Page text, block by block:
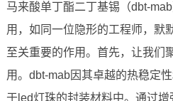
马来酸单丁酯二丁基锡（dbt-
用，如同一位隐形的工程师，默
至关重要的作用。首先，让我们
用。dbt-mab因其卓越的热稳定
于led灯珠的封装材料中。通过